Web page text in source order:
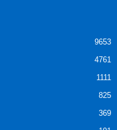
9653
4761
1111
825
369